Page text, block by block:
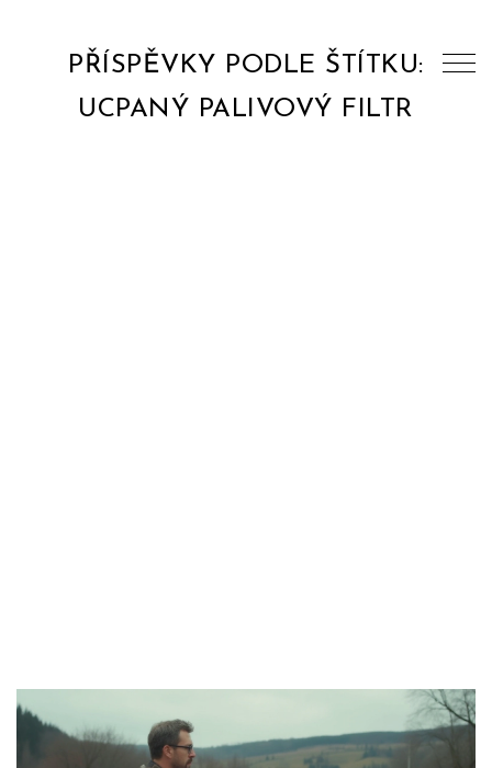
PŘÍSPĚVKY PODLE ŠTÍTKU:
UCPANÝ PALIVOVÝ FILTR